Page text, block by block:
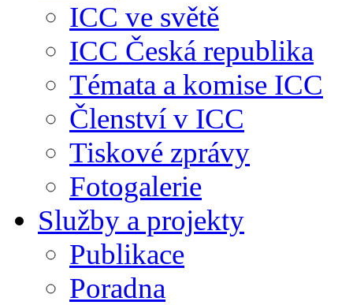
ICC ve světě
ICC Česká republika
Témata a komise ICC
Členství v ICC
Tiskové zprávy
Fotogalerie
Služby a projekty
Publikace
Poradna